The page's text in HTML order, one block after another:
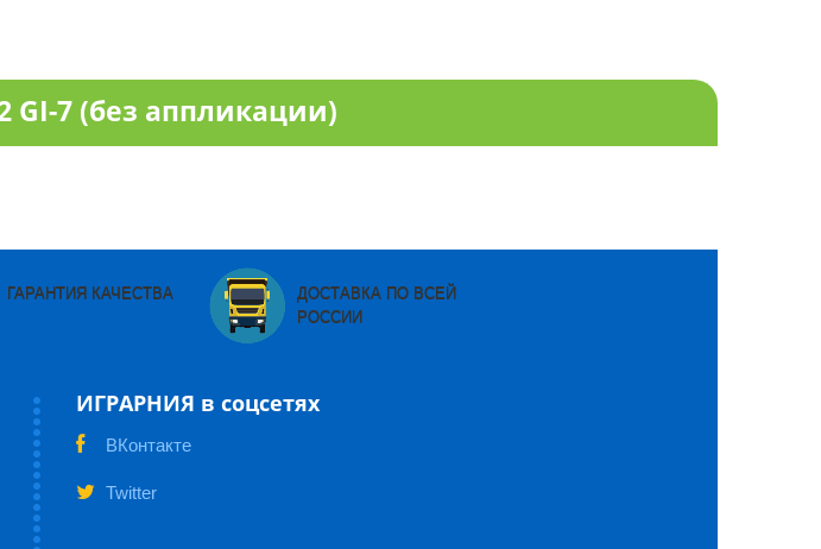
GI-7 (без аппликации)
ГАРАНТИЯ КАЧЕСТВА
ДОСТАВКА ПО ВСЕЙ
РОССИИ
ИГРАРНИЯ в соцсетях
ВКонтакте
Twitter